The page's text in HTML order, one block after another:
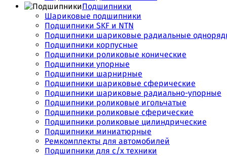
Подшипники
Шариковые подшипники
Подшипники SKF и NTN
Подшипники шариковые радиальные
Подшипники корпусные
Подшипники роликовые конические
Подшипники упорные
Подшипники шарнирные
Подшипники шариковые сферические
Подшипники шариковые радиально-упорные
Подшипники роликовые игольчатые
Подшипники роликовые сферические
Подшипники роликовые цилиндрические
Подшипники миниатюрные
Ремкомплекты для автомобилей
Подшипники для с/х техники